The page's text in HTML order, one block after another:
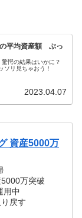
の平均資産額 ぶっ
愕の結果はいかに？
ソリ見ちゃおう！
2023.04.07
資産5000万
万突破
用中
戻す